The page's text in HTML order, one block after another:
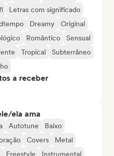
Letras com significado
Dreamy
Original
Romântico
Sensual
Tropical
Subterrâneo
a receber
ela ama
Autotune
Baixo
Covers
Metal
Freestyle Instrumental